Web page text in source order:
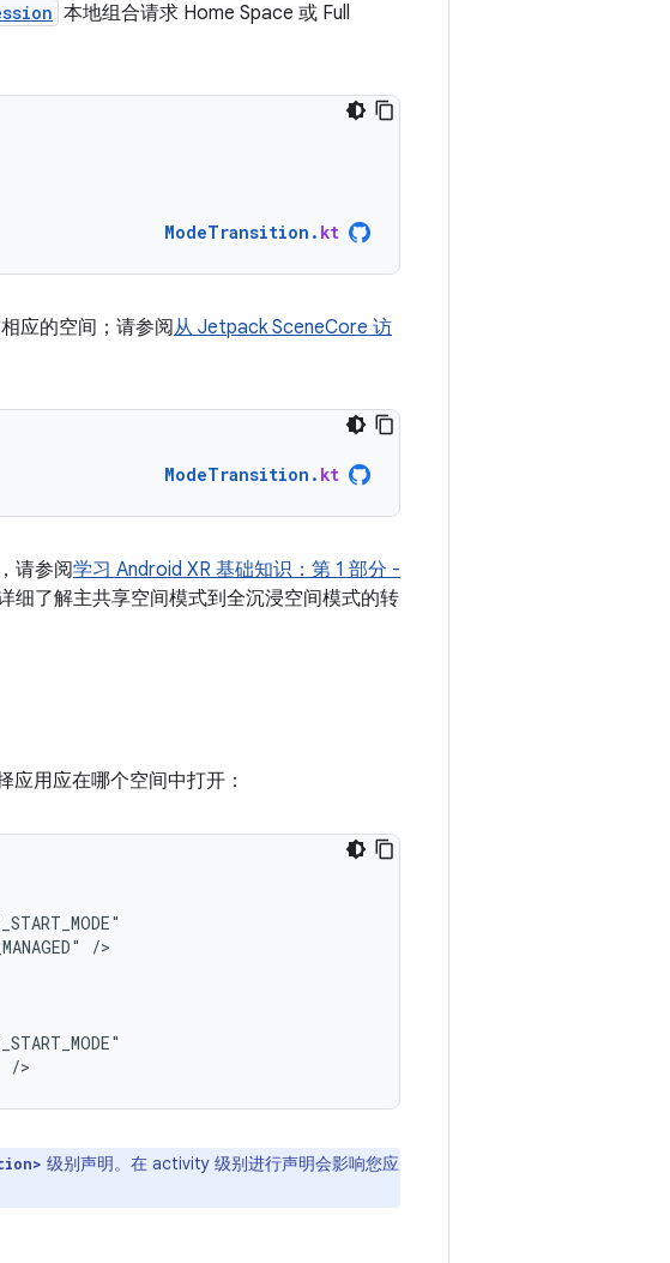
本地组合请求 Home Space 或 Full
ModeTransition . kt
应的空间；请参阅从 Jetpack SceneCore 访
ModeTransition . kt
请参阅学习 Android XR 基础知识：第 1 部分 -
详细了解主共享空间模式到全沉浸空间模式的转
用应在哪个空间中打开：
/>
级别声明。在 activity 级别进行声明会影响您应